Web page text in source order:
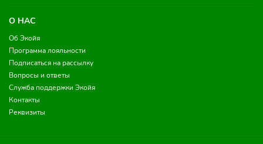
О НАС
Об Экойя
Программа лояльности
Подписаться на рассылку
Вопросы и ответы
Служба поддержки Экойя
Контакты
Реквизиты